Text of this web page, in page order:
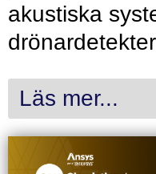
akustiska
Läs mer...